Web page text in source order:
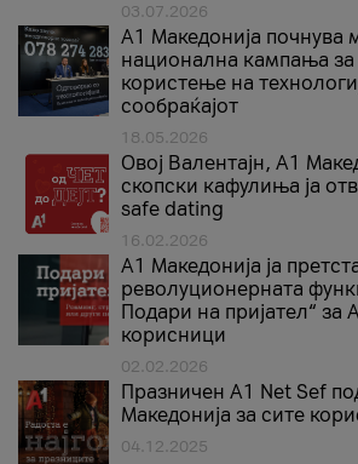
03.07.2026
A1 Македонија почнува
национална кампања
користење на
сообраќајот
18.05.2026
Овој Валентајн, A1
скопски кафулиња ја
safe dating
16.02.2026
А1 Македонија ја
револуционерната
Подари на пријател“ за
корисници
02.02.2026
Празничен A1 Net Sеf
Македонија за сите
04.12.2025